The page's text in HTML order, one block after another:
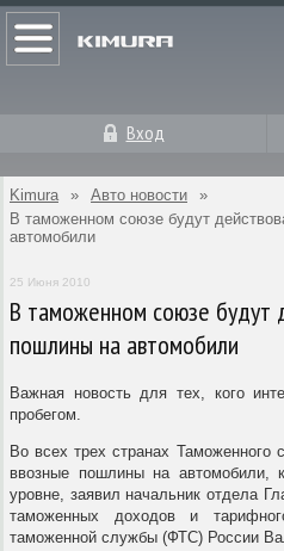
Вход
Kimura » Авто новости
»
В таможенном союзе будут
автомобили
25 Июня 2010
В таможенном союзе будут
пошлины на автомобили
Важная новость для тех, кого
пробегом.
Во всех трех странах Таможенного
ввозные пошлины на автомобили,
уровне, заявил начальник отдела
таможенных доходов и
таможенной службы (ФТС) России